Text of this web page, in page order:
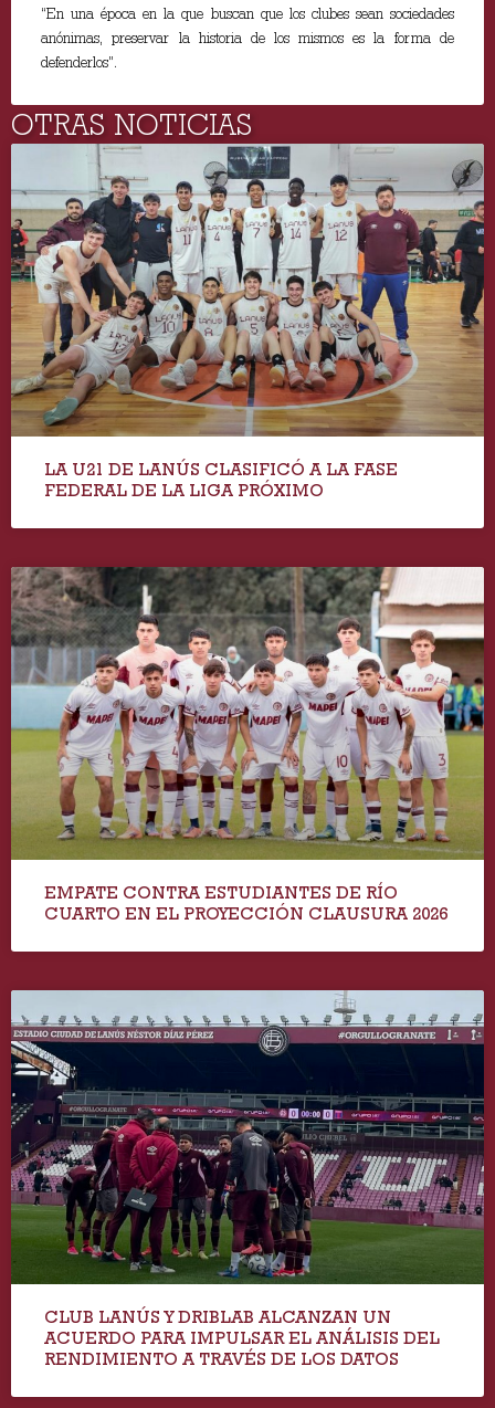
“En una época en la que buscan que los clubes sean sociedades
anónimas, preservar la historia de los mismos es la forma de
defenderlos”.
OTRAS NOTICIAS
LA U21 DE LANÚS CLASIFICÓ A LA FASE
FEDERAL DE LA LIGA PRÓXIMO
EMPATE CONTRA ESTUDIANTES DE RÍO
CUARTO EN EL PROYECCIÓN CLAUSURA 2026
CLUB LANÚS Y DRIBLAB ALCANZAN UN
ACUERDO PARA IMPULSAR EL ANÁLISIS DEL
RENDIMIENTO A TRAVÉS DE LOS DATOS